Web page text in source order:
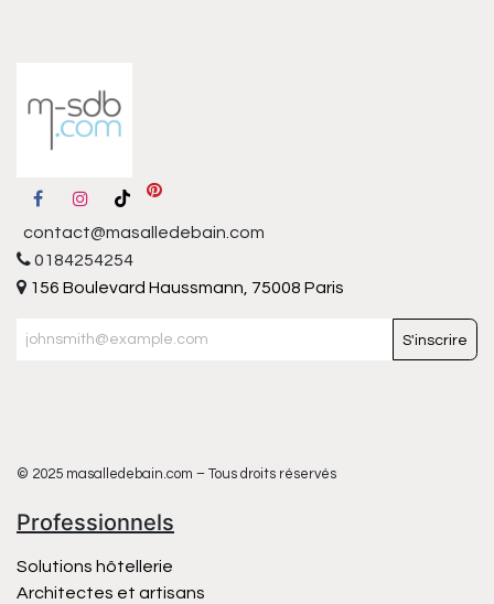
contact@masalledebain.com
0184254254
156 Boulevard Haussmann, 75008 Paris
S'inscrire
© 2025 masalledebain.com – Tous droits réservés
Professionnels
Solutions hôtellerie
Architectes et artisans